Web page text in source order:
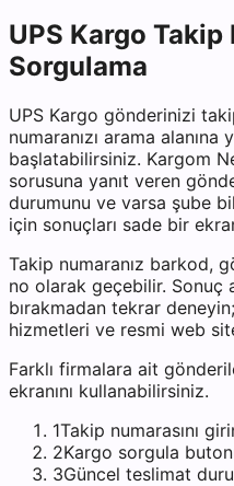
UPS Kargo Takip
Sorgulama
UPS Kargo gönderinizi
numaranızı arama alanına
başlatabilirsiniz. Kargom
sorusuna yanıt veren
durumunu ve varsa şube
için sonuçları sade bir
Takip numaranız barkod,
no olarak geçebilir. Sonuç
bırakmadan tekrar
hizmetleri ve resmi web
Farklı firmalara ait
ekranını kullanabilirsiniz.
1Takip numarasını
2Kargo sorgula
3Güncel teslimat